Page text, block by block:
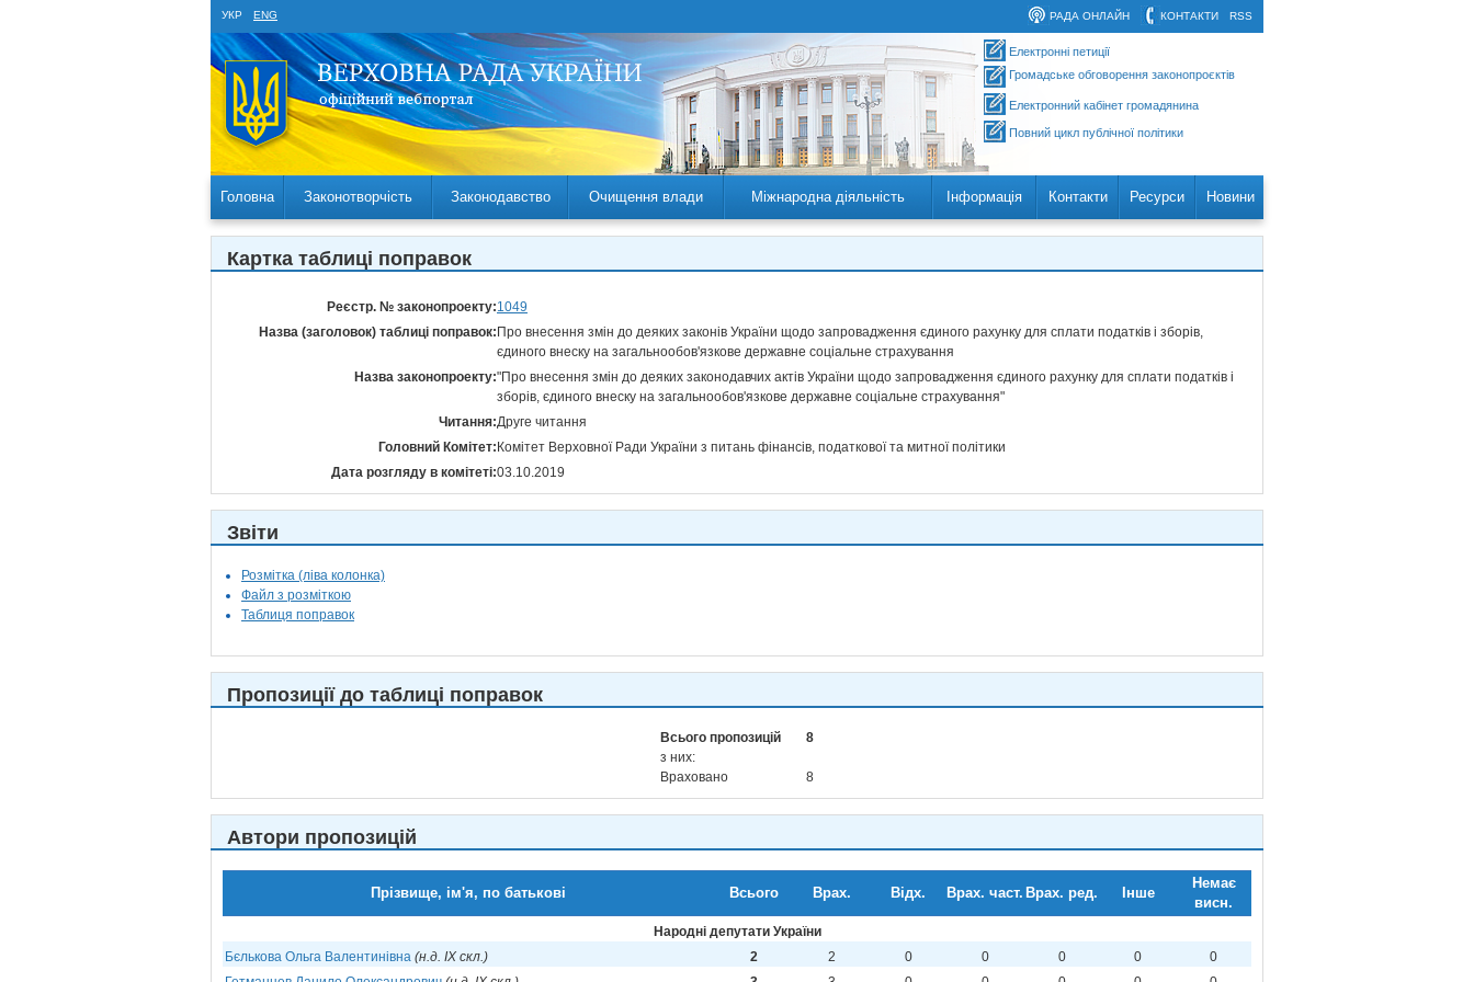
УКР ENG RSS
КОНТАКТИ
РАДА ОНЛАЙН
Електронні петиції
Громадське обговорення законопроєктів
Електронний кабінет громадянина
Повний цикл публічної політики
Головна Законотворчість Законодавство Очищення влади Міжнародна діяльність Інформація Контакти Ресурси Новини
Картка таблиці поправок
Реєстр. № законопроекту:1049
Назва (заголовок) таблиці поправок: Про внесення змін до деяких законів України щодо запровадження єдиного рахунку для сплати податків і зборів,
єдиного внеску на загальнообов'язкове державне соціальне страхування
Назва законопроекту:"Про внесення змін до деяких законодавчих актів України щодо запровадження єдиного рахунку для сплати податків і
зборів, єдиного внеску на загальнообов'язкове державне соціальне страхування"
Читання:Друге читання
Головний Комітет: Комітет Верховної Ради України з питань фінансів, податкової та митної політики
Дата розгляду в комітеті:03.10.2019
Звіти
Розмітка (ліва колонка)
Файл з розміткою
Таблиця поправок
Пропозиції до таблиці поправок
Всього пропозицій
8
з них:
Враховано
8
Автори пропозицій
Прізвище, ім'я, по батькові Всього Врах. Відх. Врах. част. Врах. ред. Інше
Немає
висн.
Народні депутати України
Бєлькова Ольга Валентинівна (н.д. IX скл.) 2 2 0 0 0 0
0